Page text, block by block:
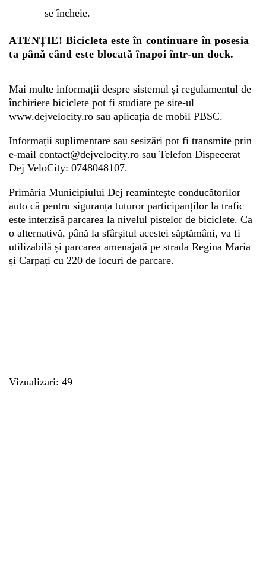
se încheie.
ATENȚIE! Bicicleta este în continuare în posesia
ta până când este blocată înapoi într-un dock.
Mai multe informații despre sistemul și regulamentul de
închiriere biciclete pot fi studiate pe site-ul
www.dejvelocity.ro sau aplicația de mobil PBSC.
Informații suplimentare sau sesizări pot fi transmite prin
e-mail contact@dejvelocity.ro sau Telefon Dispecerat
Dej VeloCity: 0748048107.
Primăria Municipiului Dej reamintește conducătorilor
auto că pentru siguranța tuturor participanților la trafic
este interzisă parcarea la nivelul pistelor de biciclete. Ca
o alternativă, până la sfârșitul acestei săptămâni, va fi
utilizabilă și parcarea amenajată pe strada Regina Maria
și Carpați cu 220 de locuri de parcare.
Vizualizari: 49